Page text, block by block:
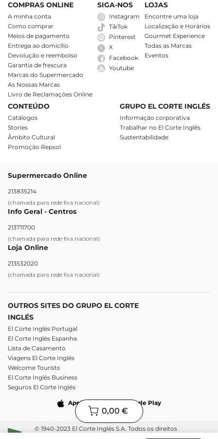
COMPRAS ONLINE
A minha conta
Como comprar
Meios de pagamento
Entrega ao domicílio
Devolução e reembolso
Garantia de frescura
Marcas do Supermercado
As Nossas Marcas
Livro de Reclamações Online
SIGA-NOS
Instagram
TikTok
Pinterest
X
Facebook
Youtube
LOJAS
Encontre uma loja
Localização e Horários
Gourmet Experience
Todas as Marcas
Eventos
CONTEÚDO
Catálogos
Stories
Âmbito Cultural
Promoção Repsol
GRUPO EL CORTE INGLÉS
Informação corporativa
Trabalhar no El Corte Inglês
Sustentabilidade
Supermercado Online
213835214
(chamada para rede fixa nacional)
Info Geral - Centros
213711700
(chamada para rede fixa nacional)
Loja Online
213532020
(chamada para rede fixa nacional)
OUTROS SITES DO GRUPO EL CORTE
INGLÉS
El Corte Inglés Portugal
El Corte Inglés Espanha
Lista de Casamento
Viagens El Corte Inglés
Welcome Tourists
El Corte Inglés Business
Seguros El Corte Inglés
Apple Store Google Play
© 1940-2023 El Corte Inglés S.A. Todos os direitos
0,00 €